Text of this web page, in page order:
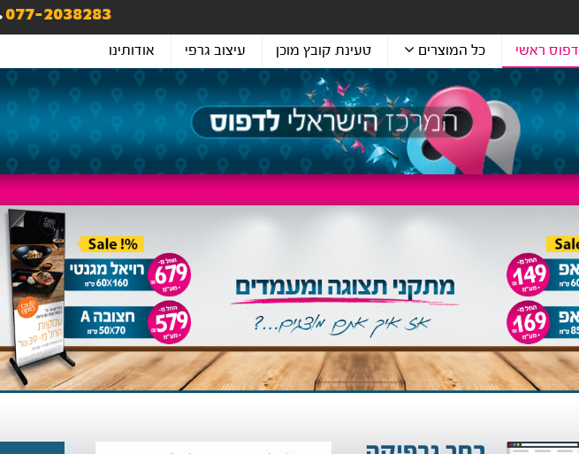
077-2038283
דפוס ראשי כל המוצרים טעינת קובץ מוכן עיצוב גרפי אודותינו